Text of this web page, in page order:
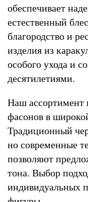
обеспечивает
естественный
благородство и
изделия из
особого ухода и
десятилетиями.
Наш ассортимент
фасонов в
Традиционный
но современные
позволяют
тона. Выбор
индивидуальных